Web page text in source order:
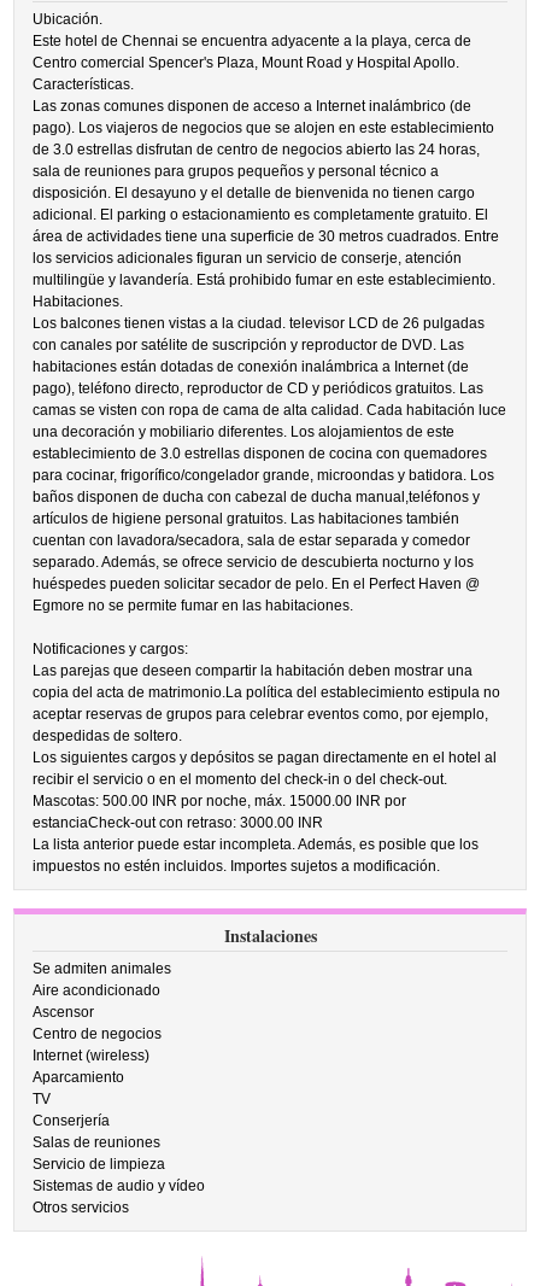
Ubicación.
Este hotel de Chennai se encuentra adyacente a la playa, cerca de
Centro comercial Spencer's Plaza, Mount Road y Hospital Apollo.
Características.
Las zonas comunes disponen de acceso a Internet inalámbrico (de
pago). Los viajeros de negocios que se alojen en este establecimiento
de 3.0 estrellas disfrutan de centro de negocios abierto las 24 horas,
sala de reuniones para grupos pequeños y personal técnico a
disposición. El desayuno y el detalle de bienvenida no tienen cargo
adicional. El parking o estacionamiento es completamente gratuito. El
área de actividades tiene una superficie de 30 metros cuadrados. Entre
los servicios adicionales figuran un servicio de conserje, atención
multilingüe y lavandería. Está prohibido fumar en este establecimiento.
Habitaciones.
Los balcones tienen vistas a la ciudad. televisor LCD de 26 pulgadas
con canales por satélite de suscripción y reproductor de DVD. Las
habitaciones están dotadas de conexión inalámbrica a Internet (de
pago), teléfono directo, reproductor de CD y periódicos gratuitos. Las
camas se visten con ropa de cama de alta calidad. Cada habitación luce
una decoración y mobiliario diferentes. Los alojamientos de este
establecimiento de 3.0 estrellas disponen de cocina con quemadores
para cocinar, frigorífico/congelador grande, microondas y batidora. Los
baños disponen de ducha con cabezal de ducha manual,teléfonos y
artículos de higiene personal gratuitos. Las habitaciones también
cuentan con lavadora/secadora, sala de estar separada y comedor
separado. Además, se ofrece servicio de descubierta nocturno y los
huéspedes pueden solicitar secador de pelo. En el Perfect Haven @
Egmore no se permite fumar en las habitaciones.
Notificaciones y cargos:
Las parejas que deseen compartir la habitación deben mostrar una
copia del acta de matrimonio.La política del establecimiento estipula no
aceptar reservas de grupos para celebrar eventos como, por ejemplo,
despedidas de soltero.
Los siguientes cargos y depósitos se pagan directamente en el hotel al
recibir el servicio o en el momento del check-in o del check-out.
Mascotas: 500.00 INR por noche, máx. 15000.00 INR por
estanciaCheck-out con retraso: 3000.00 INR
La lista anterior puede estar incompleta. Además, es posible que los
impuestos no estén incluidos. Importes sujetos a modificación.
Instalaciones
Se admiten animales
Aire acondicionado
Ascensor
Centro de negocios
Internet (wireless)
Aparcamiento
TV
Conserjería
Salas de reuniones
Servicio de limpieza
Sistemas de audio y vídeo
Otros servicios